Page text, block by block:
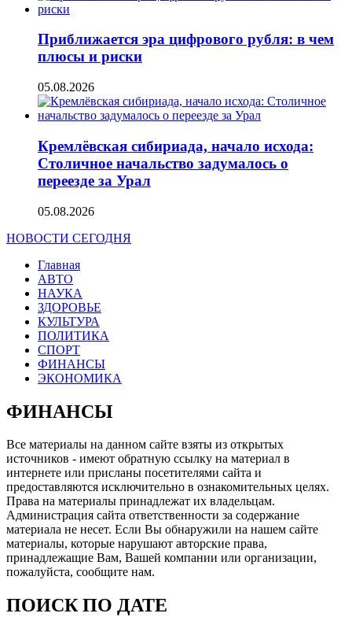
Приближается эра цифрового рубля: в чем
плюсы и риски
05.08.2026
Кремлёвская сибириада, начало исхода:
Столичное начальство задумалось о
переезде за Урал
05.08.2026
НОВОСТИ СЕГОДНЯ
Главная
АВТО
НАУКА
ЗДОРОВЬЕ
КУЛЬТУРА
ПОЛИТИКА
СПОРТ
ФИНАНСЫ
ЭКОНОМИКА
ФИНАНСЫ
Все материалы на данном сайте взяты из открытых
источников - имеют обратную ссылку на материал в
интернете или присланы посетителями сайта и
предоставляются исключительно в ознакомительных целях.
Права на материалы принадлежат их владельцам.
Администрация сайта ответственности за содержание
материала не несет. Если Вы обнаружили на нашем сайте
материалы, которые нарушают авторские права,
принадлежащие Вам, Вашей компании или организации,
пожалуйста, сообщите нам.
ПОИСК ПО ДАТЕ